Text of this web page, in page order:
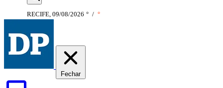
RECIFE, 09/08/2026 ° / °
Fechar